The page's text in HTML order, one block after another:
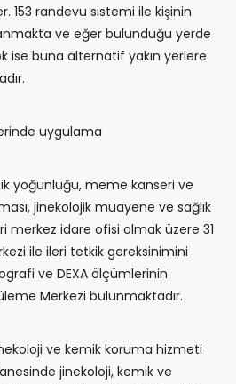
153 randevu sistemi ile kişinin
ve eğer bulunduğu yerde
ise buna alternatif yakın yerlere
uygulama
yoğunluğu, meme kanseri ve
jinekolojik muayene ve sağlık
merkez idare ofisi olmak üzere 31
ile ileri tetkik gereksinimini
ve DEXA ölçümlerinin
Merkezi bulunmaktadır.
ve kemik koruma hizmeti
jinekoloji, kemik ve